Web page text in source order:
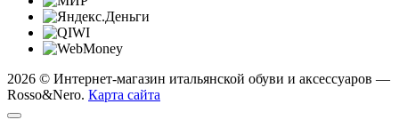
2026 © Интернет-магазин итальянской обуви и аксессуаров —
Rosso&Nero. Карта сайта